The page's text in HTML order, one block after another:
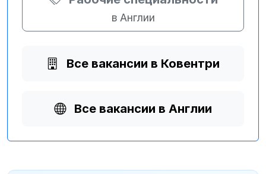
в Англии
Все вакансии в Ковентри
Все вакансии в Англии